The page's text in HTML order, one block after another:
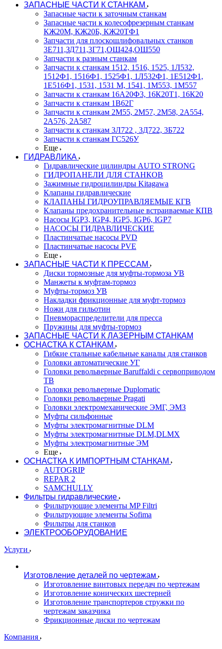
ЗАПАСНЫЕ ЧАСТИ К СТАНКАМ
Запасные части к заточным станкам
Запасные части к колесофрезерным станкам
КЖ20М, КЖ20Б, КЖ20ТФ1
Запчасти для плоскошлифовальных станков
3Е711,ЗД711,3Г71,ОШ424,ОШ550
Запчасти к разным станкам
Запчасти к станкам 1512, 1516, 1525, 1Л532,
1512Ф1, 1516Ф1, 1525Ф1, 1Л532Ф1, 1Е512Ф1,
1Е516Ф1, 1531, 1531 М, 1541, 1М553, 1М557
Запчасти к станкам 16А20Ф3, 16К20Т1, 16К20
Запчасти к станкам 1В62Г
Запчасти к станкам 2М55, 2М57, 2М58, 2А554,
2А576, 2А587
Запчасти к станкам 3Л722 , 3Д722, 3Б722
Запчасти к станкам ГС526У
Еще
ГИДРАВЛИКА
Гидравлические цилиндры AUTO STRONG
ГИДРОПАНЕЛИ ДЛЯ СТАНКОВ
Зажимные гидроцилиндры Kitagawa
Клапаны гидравлические
КЛАПАНЫ ГИДРОУПРАВЛЯЕМЫЕ КГВ
Клапаны предохранительные встраиваемые КПВ
Насосы IGP3, IGP4, IGP5, IGP6, IGP7
НАСОСЫ ГИДРАВЛИЧЕСКИЕ
Пластинчатые насосы PVD
Пластинчатые насосы PVE
Еще
ЗАПАСНЫЕ ЧАСТИ К ПРЕССАМ
Диски тормозные для муфты-тормоза УВ
Манжеты к муфтам-тормоз
Муфты-тормоз УВ
Накладки фрикционные для муфт-тормоз
Ножи для гильотин
Пневмораспределители для пресса
Пружины для муфты-тормоз
ЗАПАСНЫЕ ЧАСТИ К ЛАЗЕРНЫМ СТАНКАМ
ОСНАСТКА К СТАНКАМ
Гибкие стальные кабельные каналы для станков
Головки автоматические УГ
Головки револьверные Baruffaldi с сервоприводом
ТВ
Головки револьверные Duplomatic
Головки револьверные Pragati
Головки электромеханические ЭМГ, ЭМЗ
Муфты сильфонные
Муфты электромагнитные DLM
Муфты электромагнитные DLM,DLMX
Муфты электромагнитные ЭМ
Еще
ОСНАСТКА К ИМПОРТНЫМ СТАНКАМ
AUTOGRIP
REPAR 2
SAMCHULLY
Фильтры гидравлические
Фильтрующие элементы MP Filtri
Фильтрующие элементы Sofima
Фильтры для станков
ЭЛЕКТРООБОРУДОВАНИЕ
Услуги
Изготовление деталей по чертежам
Изготовление винтовых передач по чертежам
Изготовление конических шестерней
Изготовление транспортеров стружки по
чертежам заказчика
Фрикционные диски по чертежам
Компания